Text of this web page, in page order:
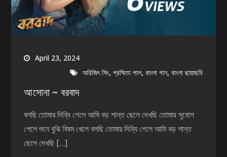
April 23, 2024
অরিজিৎ সিং,প্রষ্মিতা পাল,বাংলা গান,বাংলা ছায়াছবি
আসোনা ~ বরবাদ
বলছি তোমার দিব্যি গেলে আমি বড় শান্ত ছেলে দেখছি তোমায় সুযোগ
পেলে শুনে বুঝি বিষম খেলে বলছি তোমার দিব্যি গেলে আমি বড় শান্ত
ছেলে দেখছি […]